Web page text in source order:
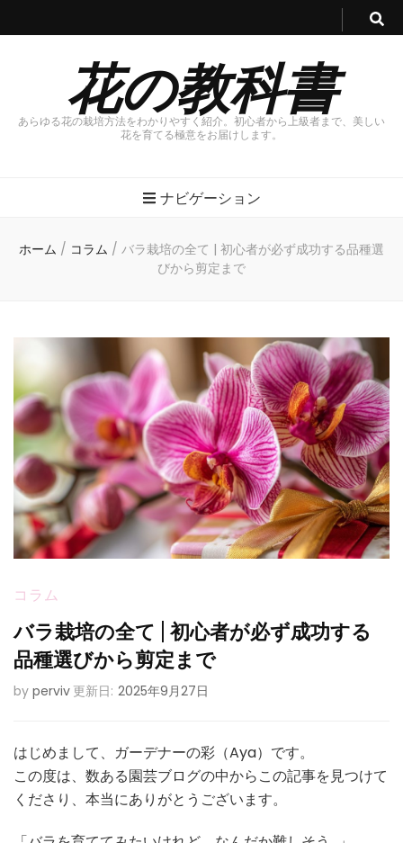
花の教科書
あらゆる花の栽培方法をわかりやすく紹介。初心者から上級者まで、美しい
花を育てる極意をお届けします。
ナビゲーション
ホーム / コラム / バラ栽培の全て | 初心者が必ず成功する品種選
びから剪定まで
コラム
バラ栽培の全て | 初心者が必ず成功する
品種選びから剪定まで
by perviv 更新日: 2025年9月27日
はじめまして、ガーデナーの彩（Aya）です。
この度は、数ある園芸ブログの中からこの記事を見つけて
くださり、本当にありがとうございます。